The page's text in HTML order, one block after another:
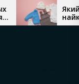
теплий дитячий
продається